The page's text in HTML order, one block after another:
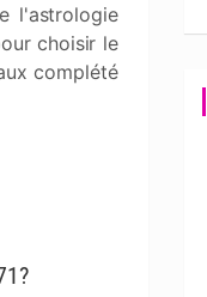
l'astrologie
choisir le
complété